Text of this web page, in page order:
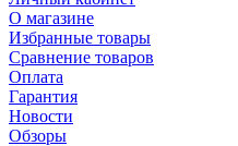
О магазине
Избранные товары
Сравнение товаров
Оплата
Гарантия
Новости
Обзоры